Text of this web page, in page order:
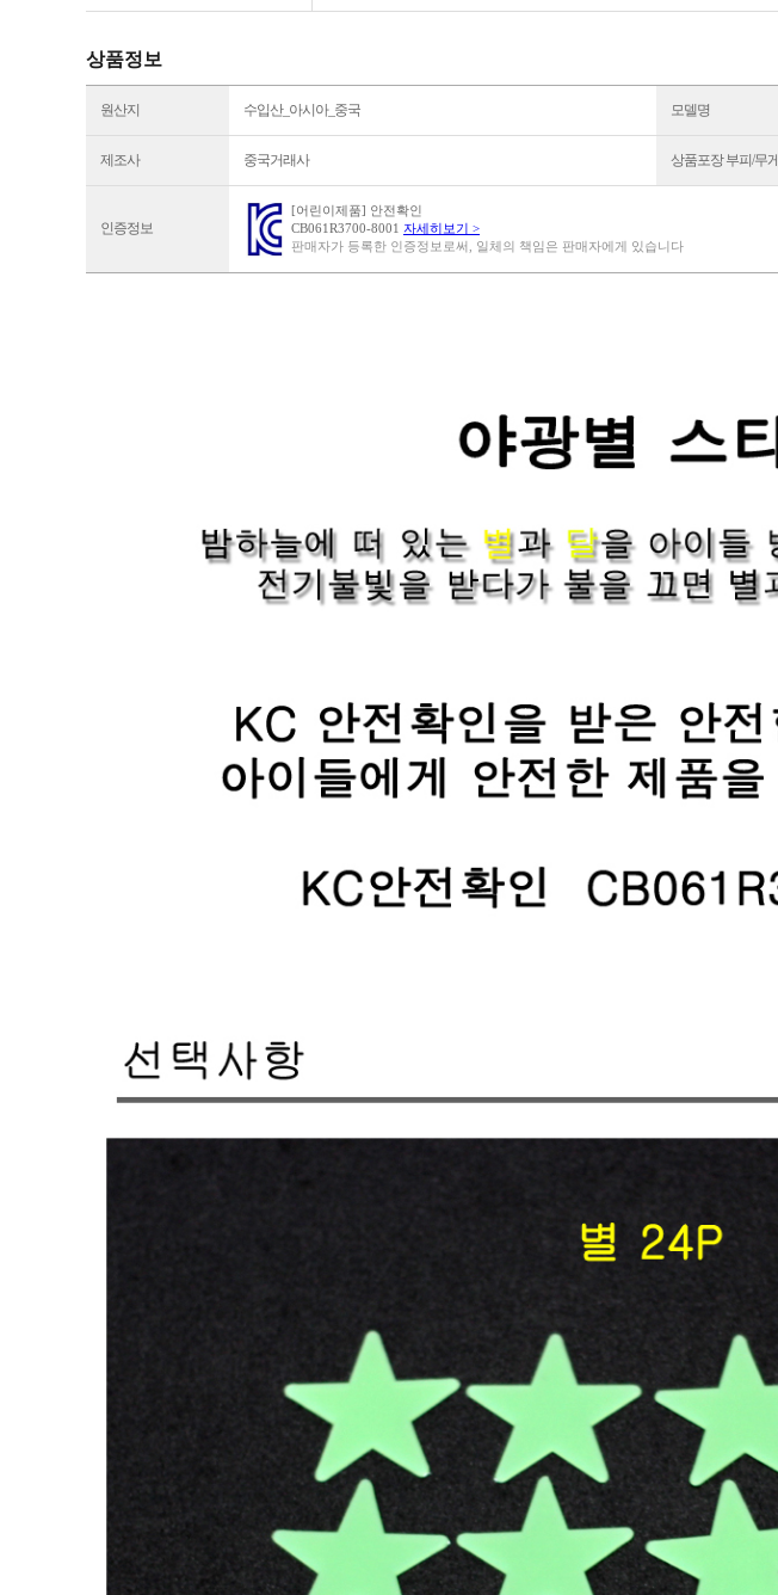
상품정보
원산지 수입산_아시아_중국 모델명
제조사 중국거래사 상품포장 부피/무게
인증정보
[어린이제품] 안전확인
CB061R3700-8001 자세히보기 >
판매자가 등록한 인증정보로써, 일체의 책임은 판매자에게 있습니다